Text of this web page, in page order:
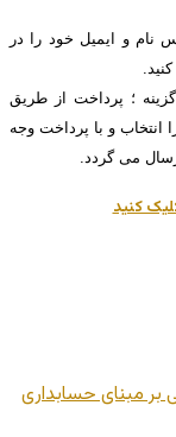
نام و ایمیل خود را در
؛ پرداخت از طریق
انتخاب و با پرداخت وجه
می گردد.
کنید
بر مبنای حسابداری